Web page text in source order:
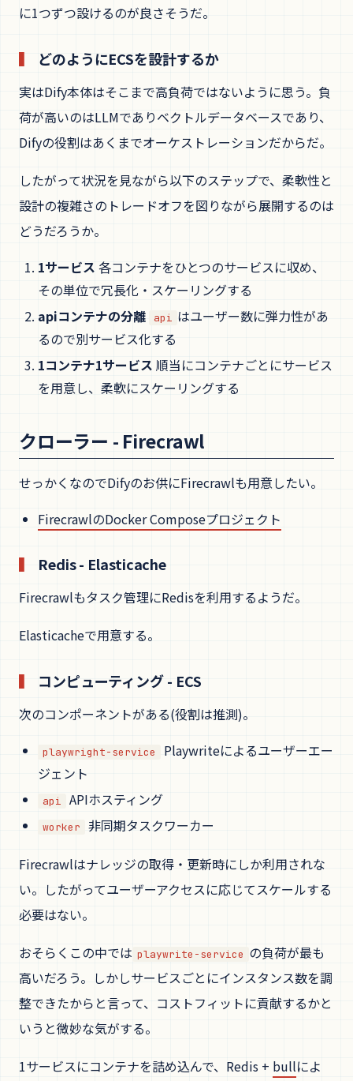
に1つずつ設けるのが良さそうだ。
どのようにECSを設計するか
実はDify本体はそこまで高負荷ではないように思う。負
荷が高いのはLLMでありベクトルデータベースであり、
Difyの役割はあくまでオーケストレーションだからだ。
したがって状況を見ながら以下のステップで、柔軟性と
設計の複雑さのトレードオフを図りながら展開するのは
どうだろうか。
1サービス 各コンテナをひとつのサービスに収め、
その単位で冗長化・スケーリングする
apiコンテナの分離
api はユーザー数に弾力性があ
るので別サービス化する
1コンテナ1サービス 順当にコンテナごとにサービス
を用意し、柔軟にスケーリングする
クローラー - Firecrawl
せっかくなのでDifyのお供にFirecrawlも用意したい。
FirecrawlのDocker Composeプロジェクト
Redis - Elasticache
Firecrawlもタスク管理にRedisを利用するようだ。
Elasticacheで用意する。
コンピューティング - ECS
次のコンポーネントがある(役割は推測)。
playwright-service
Playwriteによるユーザーエー
ジェント
api APIホスティング
worker 非同期タスクワーカー
Firecrawlはナレッジの取得・更新時にしか利用されな
い。したがってユーザーアクセスに応じてスケールする
必要はない。
おそらくこの中では playwrite-service の負荷が最も
高いだろう。しかしサービスごとにインスタンス数を調
整できたからと言って、コストフィットに貢献するかと
いうと微妙な気がする。
1サービスにコンテナを詰め込んで、Redis + bullによ